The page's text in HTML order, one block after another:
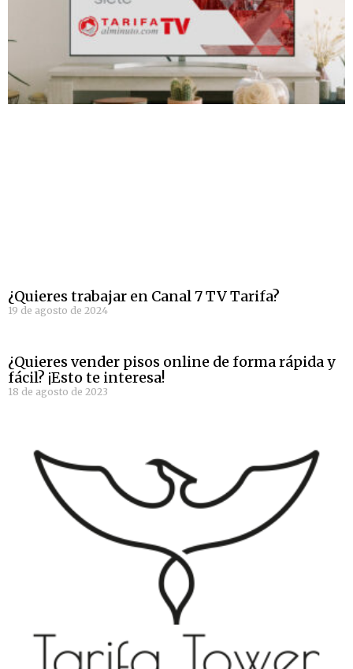
¿Quieres trabajar en Canal 7 TV Tarifa?
19 de agosto de 2024
¿Quieres vender pisos online de forma rápida y
fácil? ¡Esto te interesa!
18 de agosto de 2023